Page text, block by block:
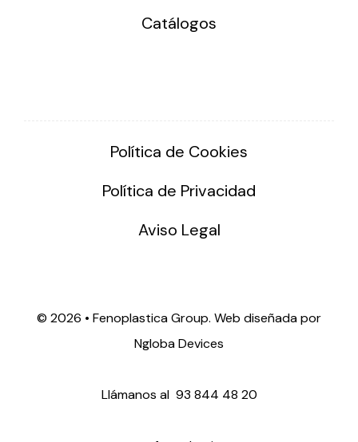
Catálogos
Política de Cookies
Política de Privacidad
Aviso Legal
© 2026 • Fenoplastica Group. Web diseñada por
Ngloba Devices
Llámanos al 93 844 48 20